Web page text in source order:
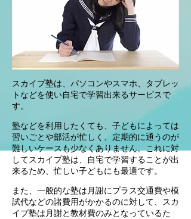
スカイプ塾は、パソコンやスマホ、タブレッ
トなどを使い自宅で学習出来るサービスで
す。
塾などを利用したくても、子どもによっては
習いごとや部活が忙しく、定期的に通うのが
難しいケースも少なくありません。これに対
してスカイプ塾は、自宅で学習することが出
来るため、忙しい子どもにも最適です。
また、一般的な塾は月謝にプラス交通費や模
試代などの諸費用がかかるのに対して、スカ
イプ塾は月謝と教材費のみとなっているた